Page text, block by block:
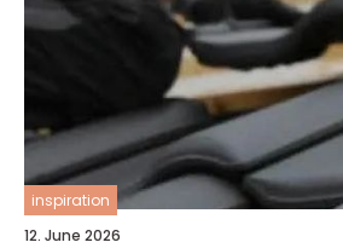
inspiration
12. June 2026